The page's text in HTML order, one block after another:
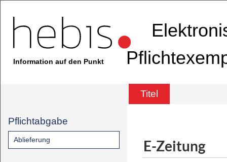
Information auf den Punkt
Titel
Pflichtabgabe
Ablieferung E-Zeitung